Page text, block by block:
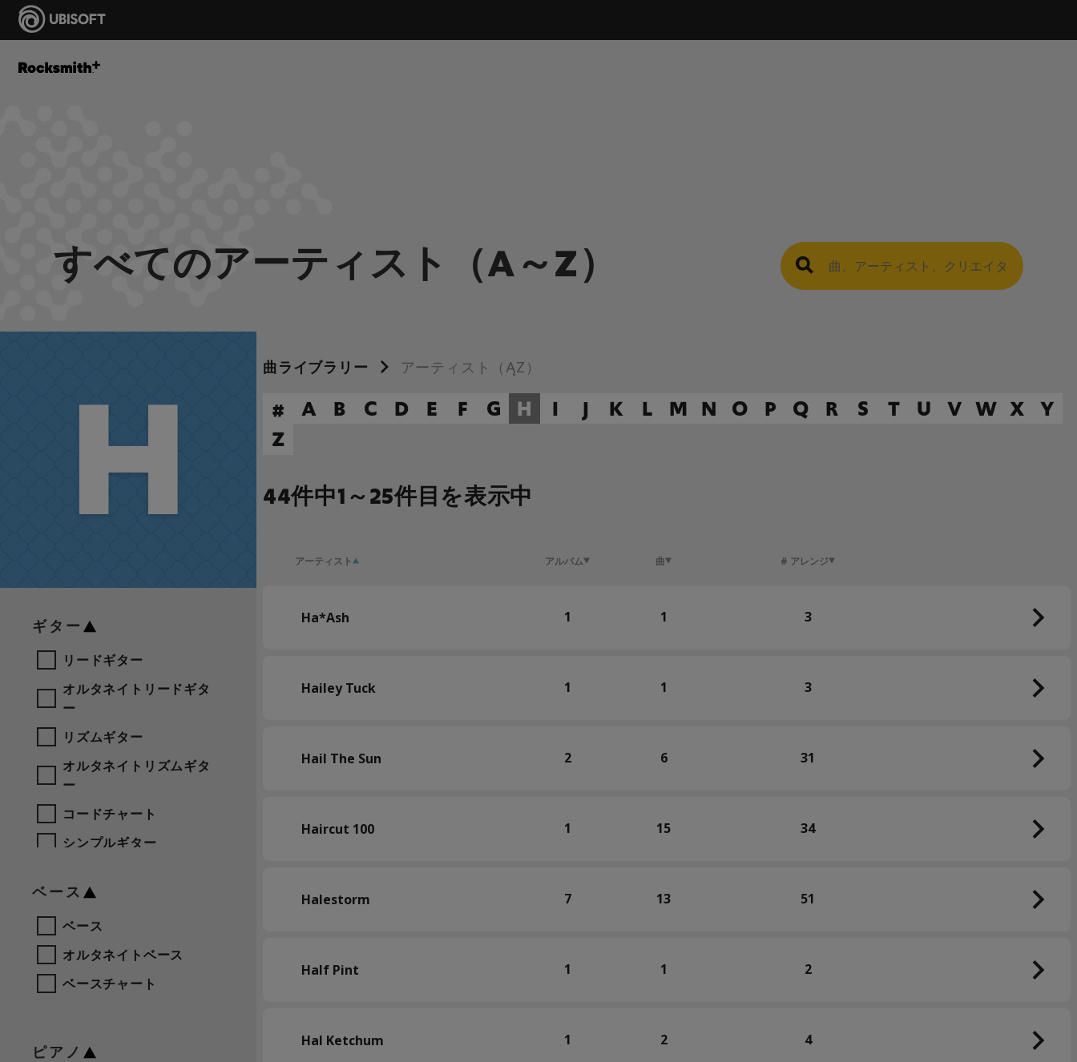
すべてのアーティスト（A～Z）
H
ギター
リードギター
オルタネイトリードギタ
ー
リズムギター
オルタネイトリズムギタ
ー
コードチャート
シンプルギター
ベース
ベース
オルタネイトベース
ベースチャート
ピアノ
曲ライブラリー アーティスト（A～Z）
# A B C D E F G H I J K L M N O P Q R S T U V W X Y
Z
44件中1～25件目を表示中
アーティスト アルバム 曲 # アレンジ
Ha*Ash 1 1 3
Hailey Tuck 1 1 3
Hail The Sun 2 6 31
Haircut 100 1 15 34
Halestorm 7 13 51
Half Pint 1 1 2
Hal Ketchum 1 2 4